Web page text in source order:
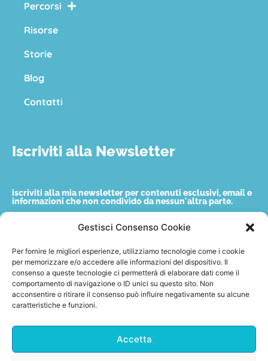
Gestisci Consenso Cookie
Per fornire le migliori esperienze, utilizziamo tecnologie come i cookie
per memorizzare e/o accedere alle informazioni del dispositivo. Il
consenso a queste tecnologie ci permetterà di elaborare dati come il
comportamento di navigazione o ID unici su questo sito. Non
acconsentire o ritirare il consenso può influire negativamente su alcune
caratteristiche e funzioni.
Accetta
Percorsi
Risorse
Storie
Blog
Contatti
Iscriviti alla Newsletter
iscriviti alla mia newsletter per contenuti esclusivi, email e
informazioni che non condivido da nessun'altra parte.
Email